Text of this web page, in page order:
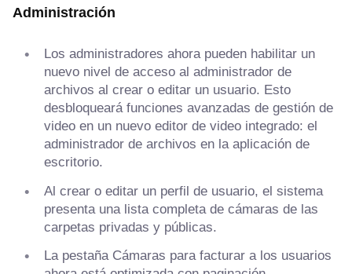
Administración
Los administradores ahora pueden habilitar un
nuevo nivel de acceso al administrador de
archivos al crear o editar un usuario. Esto
desbloqueará funciones avanzadas de gestión de
video en un nuevo editor de video integrado: el
administrador de archivos en la aplicación de
escritorio.
Al crear o editar un perfil de usuario, el sistema
presenta una lista completa de cámaras de las
carpetas privadas y públicas.
La pestaña Cámaras para facturar a los usuarios